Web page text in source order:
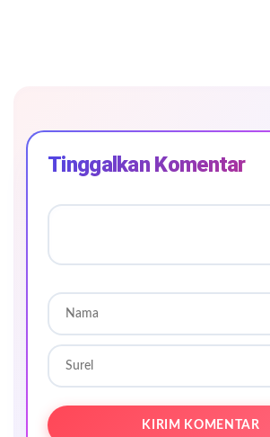
Tinggalkan Komentar